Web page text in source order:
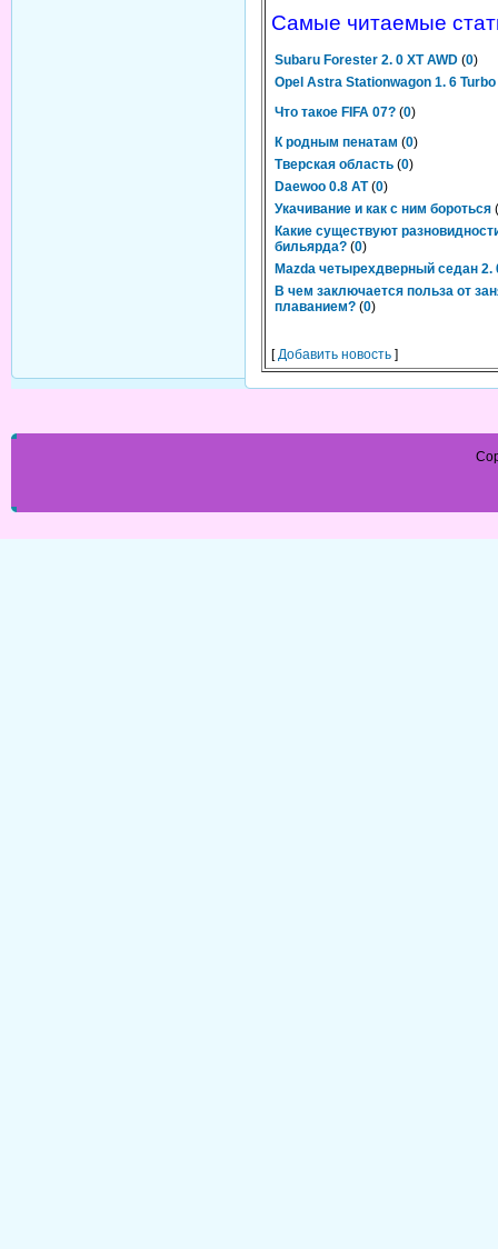
Самые читаемые
Subaru Forester 2. 0 XT AWD (0)
Opel Astra Stationwagon 1. 6 Turbo
Что такое FIFA 07? (0)
К родным пенатам (0)
Тверская область (0)
Daewoo 0.8 AT (0)
Укачивание и как с ним бороться (
Какие существуют
бильярда? (0)
Mazda четырехдверный седан 2.
В чем заключается польза от
плаванием? (0)
[Добавить новость ]